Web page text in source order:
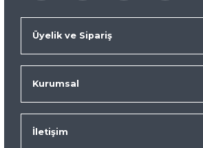
Üyelik ve Sipariş
Kurumsal
İletişim